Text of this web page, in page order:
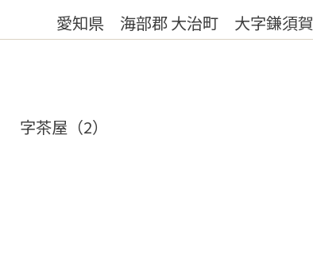
愛知県 海部郡 大治町 大字鎌須賀
字茶屋（2）